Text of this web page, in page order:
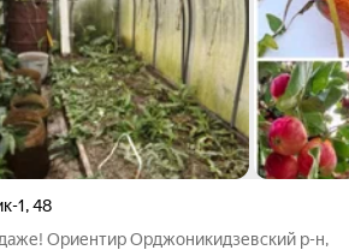
1,48
Ориентир Орджоникидзевский р-н,